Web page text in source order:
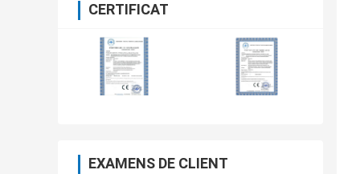
CERTIFICAT
EXAMENS DE CLIENT